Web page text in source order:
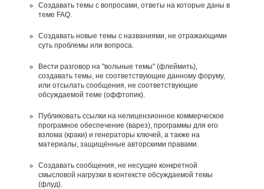
Создавать темы с вопросами, ответы на которые даны в
теме FAQ.
Создавать новые темы с названиями, не отражающими
суть проблемы или вопроса.
Вести разговор на "вольные темы" (флеймить),
создавать темы, не соответствующие данному форуму,
или отсылать сообщения, не соответствующие
обсуждаемой теме (оффтопик).
Публиковать ссылки на нелицензионное коммерческое
програмное обеспечение (варез), программы для его
взлома (краки) и генераторы ключей, а также на
материалы, защищённые авторскими правами.
Создавать сообщения, не несущие конкретной
смысловой нагрузки в контексте обсуждаемой темы
(флуд).